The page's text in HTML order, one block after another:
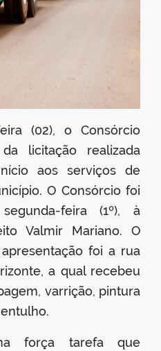
(02), o Consórcio
licitação realizada
aos serviços de
O Consórcio foi
feira (1º), à
Valmir Mariano. O
foi a rua
a qual recebeu
varrição, pintura
força tarefa que